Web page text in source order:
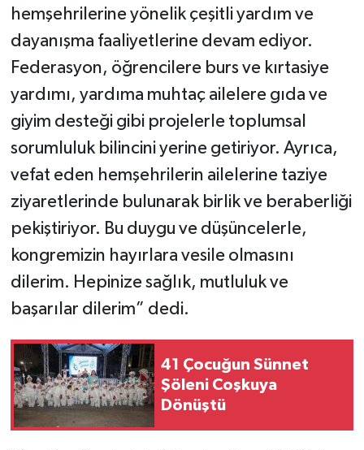
hemşehrilerine yönelik çeşitli yardım ve
dayanışma faaliyetlerine devam ediyor.
Federasyon, öğrencilere burs ve kırtasiye
yardımı, yardıma muhtaç ailelere gıda ve
giyim desteği gibi projelerle toplumsal
sorumluluk bilincini yerine getiriyor. Ayrıca,
vefat eden hemşehrilerin ailelerine taziye
ziyaretlerinde bulunarak birlik ve beraberliği
pekiştiriyor. Bu duygu ve düşüncelerle,
kongremizin hayırlara vesile olmasını
dilerim. Hepinize sağlık, mutluluk ve
başarılar dilerim” dedi.
41 Çocuğun Sünnet
Şöleni Coşkuya
Dönüştü